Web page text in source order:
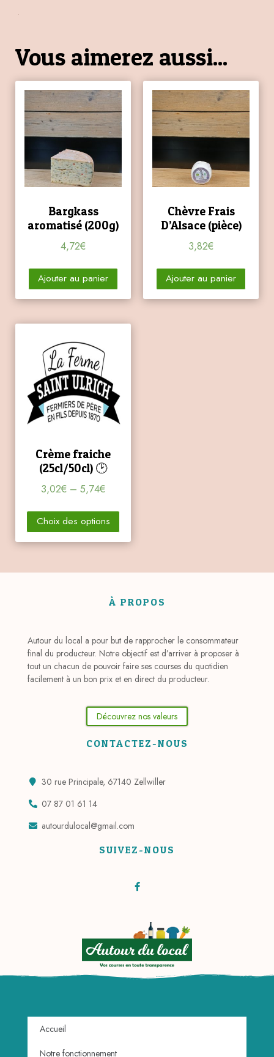
Vous aimerez aussi...
Bargkass
aromatisé (200g)
4,72€
Ajouter au panier
Chèvre Frais
D’Alsace (pièce)
3,82€
Ajouter au panier
Crème fraiche
(25cl/50cl) 🕑
3,02€ – 5,74€
Choix des options
À PROPOS
Autour du local a pour but de rapprocher le consommateur
final du producteur. Notre objectif est d’arriver à proposer à
tout un chacun de pouvoir faire ses courses du quotidien
facilement à un bon prix et en direct du producteur.
Découvrez nos valeurs
CONTACTEZ-NOUS
30 rue Principale, 67140 Zellwiller
07 87 01 61 14
autourdulocal@gmail.com
SUIVEZ-NOUS
Accueil
Notre fonctionnement